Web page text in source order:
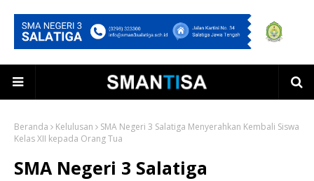
Beranda Kelulusan
SMA Negeri 3 Salatiga Menyerahkan Kembali Siswa
Kelas XII kepada Orang Tua
SMA Negeri 3 Salatiga